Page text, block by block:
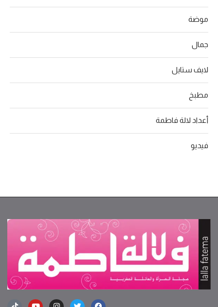
موضة
جمال
لايف ستايل
مطبخ
أعداد لالة فاطمة
فيديو